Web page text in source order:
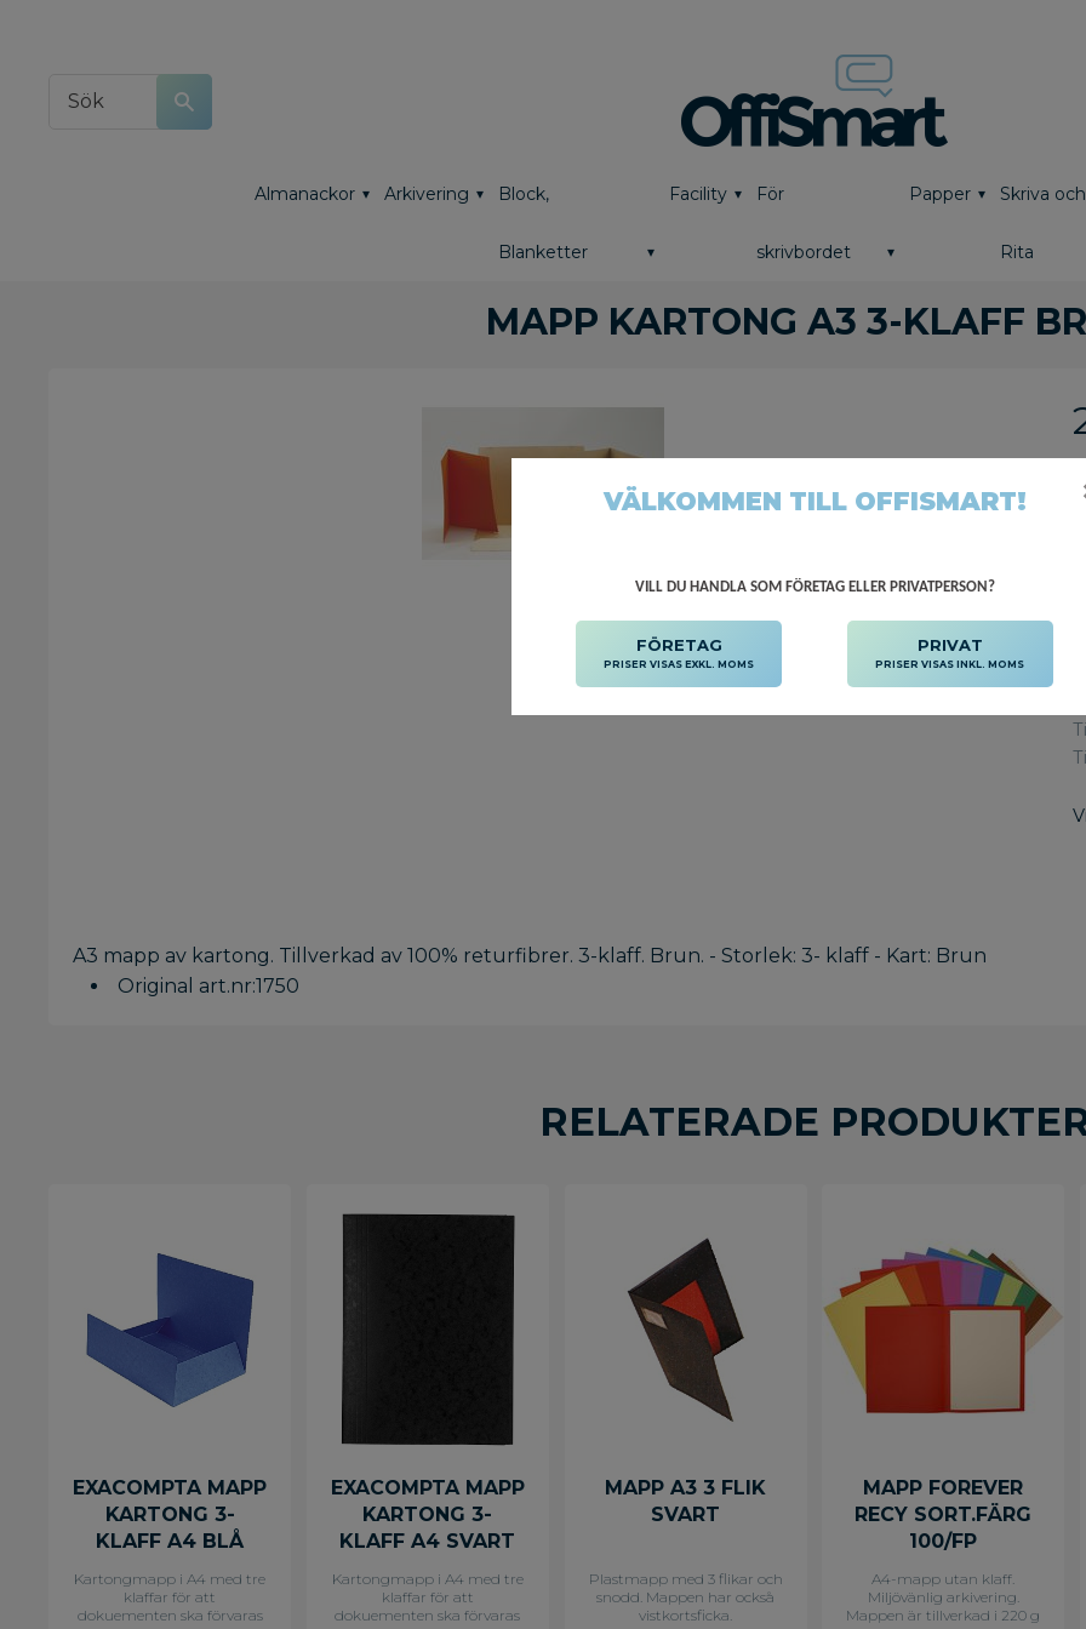
Almanackor Arkivering Block,
Blanketter
Facility För
skrivbordet
Papper Skriva och
Rita
MAPP KARTONG A3 3-KLAFF
A3 mapp av kartong. Tillverkad av 100% returfibrer. 3-klaff. Brun. - Storlek: 3- klaff - Kart: Brun
Original art.nr:1750
RELATERADE
EXACOMPTA MAPP
KARTONG 3-
KLAFF A4 BLÅ
Kartongmapp i A4 med tre
klaffar för att
dokuementen ska förvaras
EXACOMPTA MAPP
KARTONG 3-
KLAFF A4 SVART
Kartongmapp i A4 med tre
klaffar för att
dokuementen ska förvaras
MAPP A3 3 FLIK
SVART
Plastmapp med 3 flikar och
snodd. Mappen har också
vistkortsficka.
MAPP FOREVER
RECY SORT.FÄRG
100/FP
A4-mapp utan klaff.
Miljövänlig arkivering.
Mappen är tillverkad i 220 g
VÄLKOMMEN TILL OFFISMART!
VILL DU HANDLA SOM FÖRETAG ELLER PRIVATPERSON?
FÖRETAG
PRISER VISAS EXKL. MOMS
PRIVAT
PRISER VISAS INKL. MOMS